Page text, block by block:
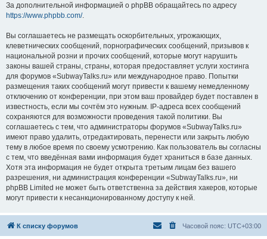
За дополнительной информацией о phpBB обращайтесь по адресу
https://www.phpbb.com/.
Вы соглашаетесь не размещать оскорбительных, угрожающих,
клеветнических сообщений, порнографических сообщений, призывов к
национальной розни и прочих сообщений, которые могут нарушить
законы вашей страны, страны, которая предоставляет услуги хостинга
для форумов «SubwayTalks.ru» или международное право. Попытки
размещения таких сообщений могут привести к вашему немедленному
отключению от конференции, при этом ваш провайдер будет поставлен в
известность, если мы сочтём это нужным. IP-адреса всех сообщений
сохраняются для возможности проведения такой политики. Вы
соглашаетесь с тем, что администраторы форумов «SubwayTalks.ru»
имеют право удалить, отредактировать, перенести или закрыть любую
тему в любое время по своему усмотрению. Как пользователь вы согласны
с тем, что введённая вами информация будет храниться в базе данных.
Хотя эта информация не будет открыта третьим лицам без вашего
разрешения, ни администрация конференции «SubwayTalks.ru», ни
phpBB Limited не может быть ответственна за действия хакеров, которые
могут привести к несанкционированному доступу к ней.
К списку форумов Часовой пояс: UTC+03:00